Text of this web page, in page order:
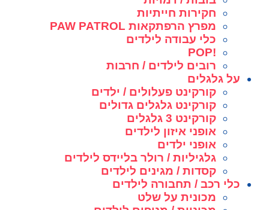
חקירות חייתיות
מפרץ הרפתקאות PAW PATROL
כלי עבודה לילדים
!POP
רובים לילדים / חרבות
על גלגלים
קורקינט פעלולים / ילדים
קורקינט גלגלים גדולים
קורקינט 3 גלגלים
אופני איזון לילדים
אופני ילדים
גלגיליות / רולר בליידס לילדים
קסדות / מגינים לילדים
כלי רכב / תחבורה לילדים
מכונית על שלט